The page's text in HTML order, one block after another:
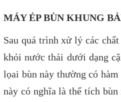
MÁY ÉP BÙN KHUNG
Sau quá trình xử lý các
khỏi nước thải dưới dạng
lọai bùn này thường có
này có nghĩa là thể tích